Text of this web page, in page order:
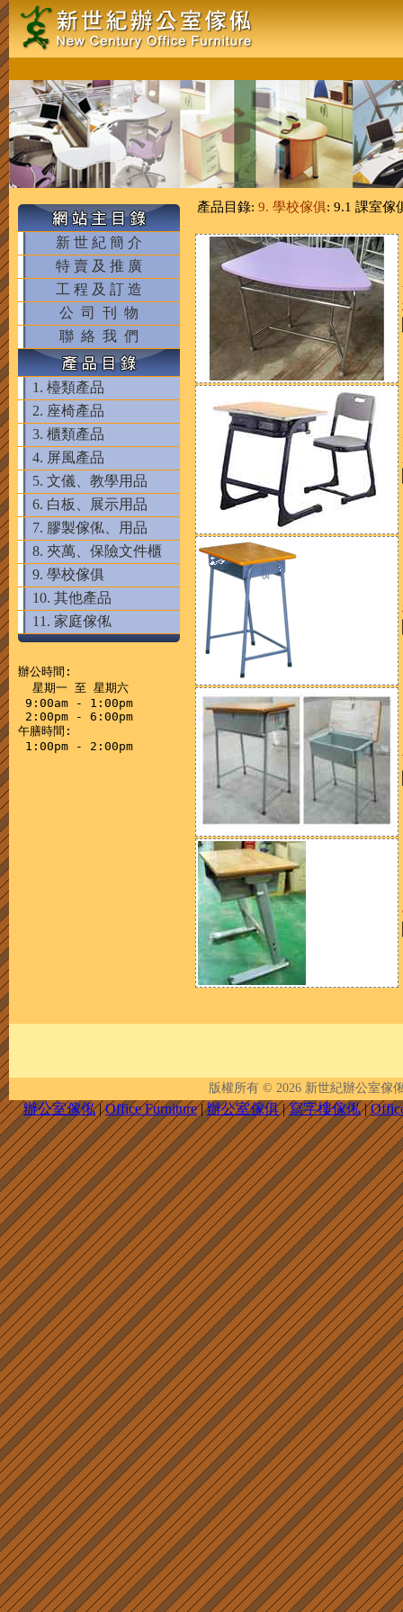
新 世 紀 簡 介
特 賣 及 推 廣
工 程 及 訂 造
公 司 刊 物
聯 絡 我 們
1. 檯類產品
2. 座椅產品
3. 櫃類產品
4. 屏風產品
5. 文儀、教學用品
6. 白板、展示用品
7. 膠製傢俬、用品
8. 夾萬、保險文件櫃
9. 學校傢俱
10. 其他產品
11. 家庭傢俬
辦公時間:
  星期一 至 星期六
9:00am - 1:00pm
2:00pm - 6:00pm
午膳時間:
產品目錄: 9. 學校傢俱: 9.1 課室傢
版權所有 © 2026 新世紀辦公室傢
辦公室傢俬|Office Furniture|辦公室傢俱|寫字樓傢俬|